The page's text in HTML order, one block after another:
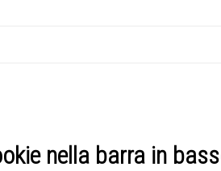
nella barra in